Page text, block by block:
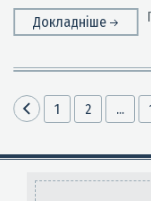
Докладніше
1 2 ...